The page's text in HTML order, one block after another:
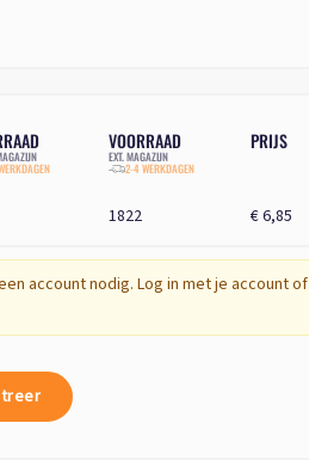
VOORRAAD
EXT. MAGAZIJN
2-4 WERKDAGEN
PRIJS
1822 € 6,85
account nodig. Log in met je account of